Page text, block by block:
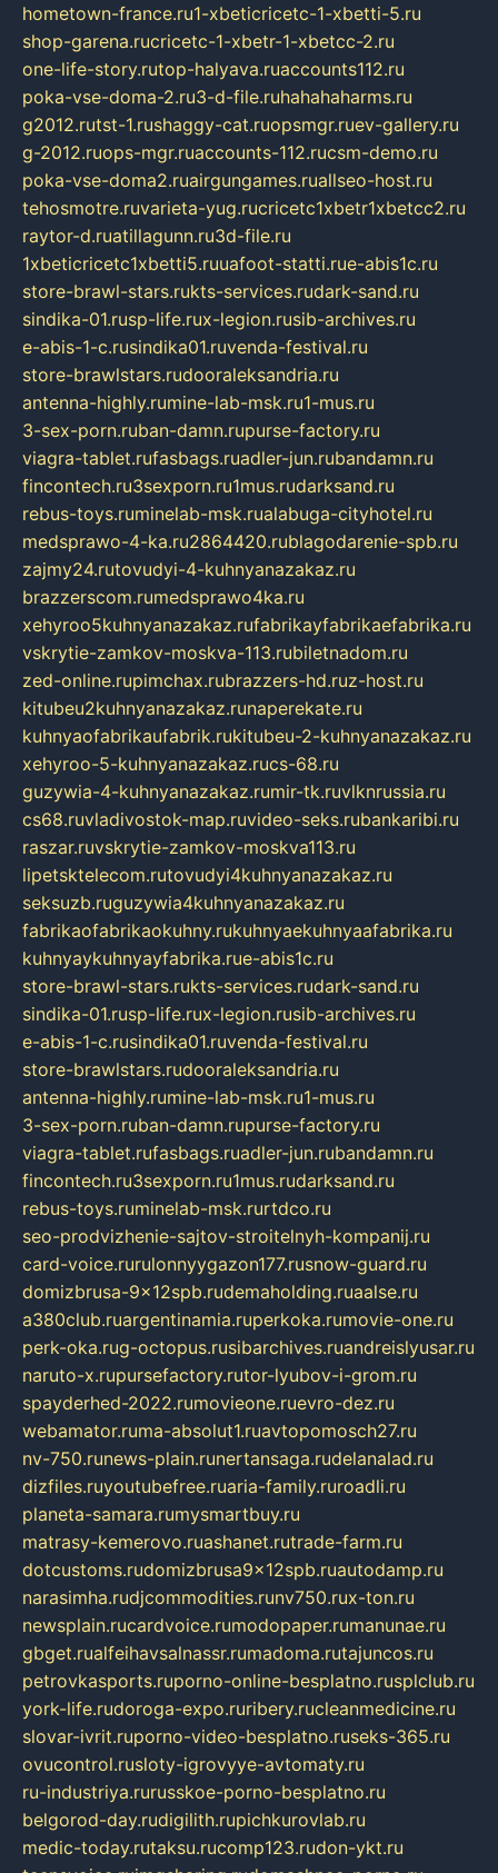
hometown-france.ru1-xbeticricetc-1-xbetti-5.ru
shop-garena.rucricetc-1-xbetr-1-xbetcc-2.ru
one-life-story.rutop-halyava.ruaccounts112.ru
poka-vse-doma-2.ru3-d-file.ruhahahaharms.ru
g2012.rutst-1.rushaggy-cat.ruopsmgr.ruev-gallery.ru
g-2012.ruops-mgr.ruaccounts-112.rucsm-demo.ru
poka-vse-doma2.ruairgungames.ruallseo-host.ru
tehosmotre.ruvarieta-yug.rucricetc1xbetr1xbetcc2.ru
raytor-d.ruatillagunn.ru3d-file.ru
1xbeticricetc1xbetti5.ruuafoot-statti.rue-abis1c.ru
store-brawl-stars.rukts-services.rudark-sand.ru
sindika-01.rusp-life.rux-legion.rusib-archives.ru
e-abis-1-c.rusindika01.ruvenda-festival.ru
store-brawlstars.rudooraleksandria.ru
antenna-highly.rumine-lab-msk.ru1-mus.ru
3-sex-porn.ruban-damn.rupurse-factory.ru
viagra-tablet.rufasbags.ruadler-jun.rubandamn.ru
fincontech.ru3sexporn.ru1mus.rudarksand.ru
rebus-toys.ruminelab-msk.rualabuga-cityhotel.ru
medsprawo-4-ka.ru2864420.rublagodarenie-spb.ru
zajmy24.rutovudyi-4-kuhnyanazakaz.ru
brazzerscom.rumedsprawo4ka.ru
xehyroo5kuhnyanazakaz.rufabrikayfabrikaefabrika.ru
vskrytie-zamkov-moskva-113.rubiletnadom.ru
zed-online.rupimchax.rubrazzers-hd.ruz-host.ru
kitubeu2kuhnyanazakaz.runaperekate.ru
kuhnyaofabrikaufabrik.rukitubeu-2-kuhnyanazakaz.ru
xehyroo-5-kuhnyanazakaz.rucs-68.ru
guzywia-4-kuhnyanazakaz.rumir-tk.ruvlknrussia.ru
cs68.ruvladivostok-map.ruvideo-seks.rubankaribi.ru
raszar.ruvskrytie-zamkov-moskva113.ru
lipetsktelecom.rutovudyi4kuhnyanazakaz.ru
seksuzb.ruguzywia4kuhnyanazakaz.ru
fabrikaofabrikaokuhny.rukuhnyaekuhnyaafabrika.ru
kuhnyaykuhnyayfabrika.rue-abis1c.ru
store-brawl-stars.rukts-services.rudark-sand.ru
sindika-01.rusp-life.rux-legion.rusib-archives.ru
e-abis-1-c.rusindika01.ruvenda-festival.ru
store-brawlstars.rudooraleksandria.ru
antenna-highly.rumine-lab-msk.ru1-mus.ru
3-sex-porn.ruban-damn.rupurse-factory.ru
viagra-tablet.rufasbags.ruadler-jun.rubandamn.ru
fincontech.ru3sexporn.ru1mus.rudarksand.ru
rebus-toys.ruminelab-msk.rurtdco.ru
seo-prodvizhenie-sajtov-stroitelnyh-kompanij.ru
card-voice.rurulonnyygazon177.rusnow-guard.ru
domizbrusa-9x12spb.rudemaholding.ruaalse.ru
a380club.ruargentinamia.ruperkoka.rumovie-one.ru
perk-oka.rug-octopus.rusibarchives.ruandreislyusar.ru
naruto-x.rupursefactory.rutor-lyubov-i-grom.ru
spayderhed-2022.rumovieone.ruevro-dez.ru
webamator.ruma-absolut1.ruavtopomosch27.ru
nv-750.runews-plain.runertansaga.rudelanalad.ru
dizfiles.ruyoutubefree.ruaria-family.ruroadli.ru
planeta-samara.rumysmartbuy.ru
matrasy-kemerovo.ruashanet.rutrade-farm.ru
dotcustoms.rudomizbrusa9x12spb.ruautodamp.ru
narasimha.rudjcommodities.runv750.rux-ton.ru
newsplain.rucardvoice.rumodopaper.rumanunae.ru
gbget.rualfeihavsalnassr.rumadoma.rutajuncos.ru
petrovkasports.ruporno-online-besplatno.rusplclub.ru
york-life.rudoroga-expo.ruribery.rucleanmedicine.ru
slovar-ivrit.ruporno-video-besplatno.ruseks-365.ru
ovucontrol.rusloty-igrovyye-avtomaty.ru
ru-industriya.rurusskoe-porno-besplatno.ru
belgorod-day.rudigilith.rupichkurovlab.ru
medic-today.rutaksu.rucomp123.rudon-ykt.ru